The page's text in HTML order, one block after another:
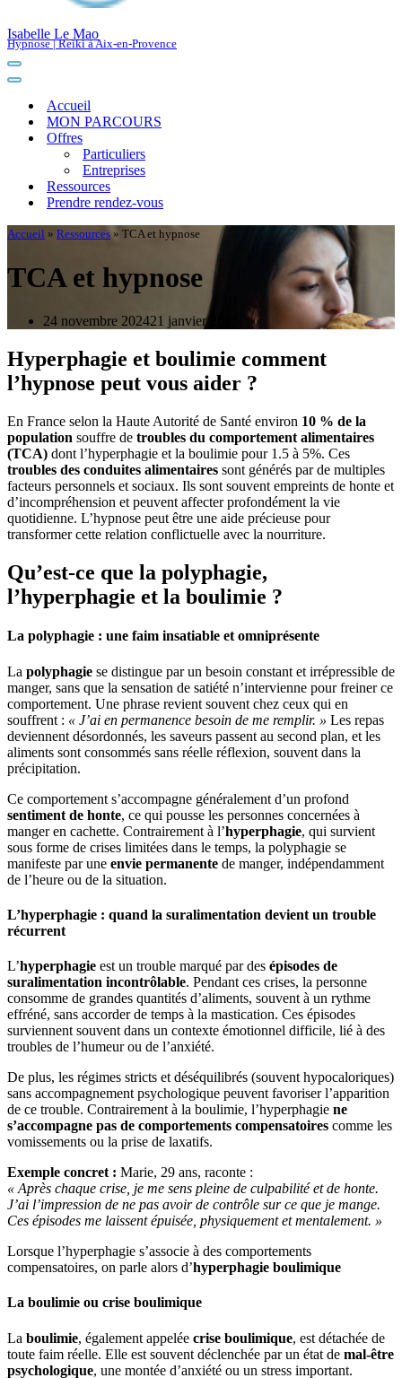
Isabelle Le Mao
Hypnose | Reiki à Aix-en-Provence
Menu
de
Menu
navigationAccueil
MON PARCOURS
Offres
Particuliers
Entreprises
Ressources
Prendre rendez-vous
Accueil » Ressources » TCA et hypnose
TCA et hypnose
24 novembre 202421 janvier 2025
Hyperphagie et boulimie comment
l’hypnose peut vous aider ?
En France selon la Haute Autorité de Santé environ 10 % de la
population souffre de troubles du comportement alimentaires
(TCA) dont l’hyperphagie et la boulimie pour 1.5 à 5%. Ces
troubles des conduites alimentaires sont générés par de multiples
facteurs personnels et sociaux. Ils sont souvent empreints de honte et
d’incompréhension et peuvent affecter profondément la vie
quotidienne. L’hypnose peut être une aide précieuse pour
transformer cette relation conflictuelle avec la nourriture.
Qu’est-ce que la polyphagie,
l’hyperphagie et la boulimie ?
La polyphagie : une faim insatiable et omniprésente
La polyphagie se distingue par un besoin constant et irrépressible de
manger, sans que la sensation de satiété n’intervienne pour freiner ce
comportement. Une phrase revient souvent chez ceux qui en
souffrent : « J’ai en permanence besoin de me remplir. » Les repas
deviennent désordonnés, les saveurs passent au second plan, et les
aliments sont consommés sans réelle réflexion, souvent dans la
précipitation.
Ce comportement s’accompagne généralement d’un profond
sentiment de honte, ce qui pousse les personnes concernées à
manger en cachette. Contrairement à l’hyperphagie, qui survient
sous forme de crises limitées dans le temps, la polyphagie se
manifeste par une envie permanente de manger, indépendamment
de l’heure ou de la situation.
L’hyperphagie : quand la suralimentation devient un trouble
récurrent
L’hyperphagie est un trouble marqué par des épisodes de
suralimentation incontrôlable. Pendant ces crises, la personne
consomme de grandes quantités d’aliments, souvent à un rythme
effréné, sans accorder de temps à la mastication. Ces épisodes
surviennent souvent dans un contexte émotionnel difficile, lié à des
troubles de l’humeur ou de l’anxiété.
De plus, les régimes stricts et déséquilibrés (souvent hypocaloriques)
sans accompagnement psychologique peuvent favoriser l’apparition
de ce trouble. Contrairement à la boulimie, l’hyperphagie ne
s’accompagne pas de comportements compensatoires comme les
vomissements ou la prise de laxatifs.
Exemple concret : Marie, 29 ans, raconte :
« Après chaque crise, je me sens pleine de culpabilité et de honte.
J’ai l’impression de ne pas avoir de contrôle sur ce que je mange.
Ces épisodes me laissent épuisée, physiquement et mentalement. »
Lorsque l’hyperphagie s’associe à des comportements
compensatoires, on parle alors d’hyperphagie boulimique
La boulimie ou crise boulimique
La boulimie, également appelée crise boulimique, est détachée de
toute faim réelle. Elle est souvent déclenchée par un état de mal-être
psychologique, une montée d’anxiété ou un stress important.